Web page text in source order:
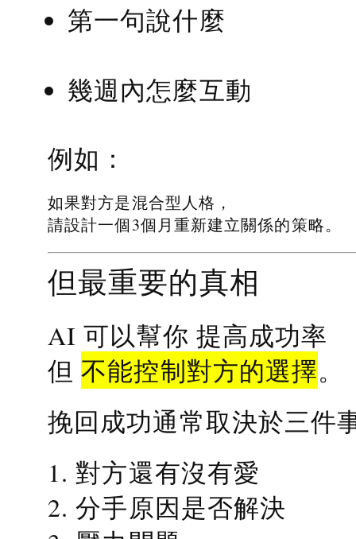
第一句說什麼
幾週內怎麼互動
例如：
如果對方是混合型人格，
請設計一個3個月重新建立關係的策略。
但最重要的真相
AI 可以幫你 提高成功率
但不能控制對方的選擇。
挽回成功通常取決於三件
1. 對方還有沒有愛
2. 分手原因是否解決